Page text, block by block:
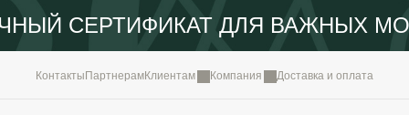
СЕРТИФИКАТ ДЛЯ ВАЖНЫХ
Контакты ПартнерамКлиентам Компания Доставка и оплата